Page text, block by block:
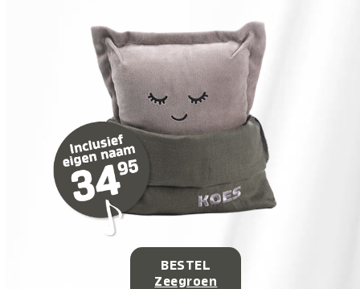
BESTEL
Zeegroen